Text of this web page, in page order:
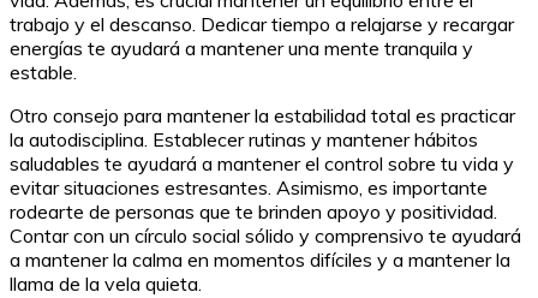
trabajo y el descanso. Dedicar tiempo a relajarse y recargar
energías te ayudará a mantener una mente tranquila y
estable.
Otro consejo para mantener la estabilidad total es practicar
la autodisciplina. Establecer rutinas y mantener hábitos
saludables te ayudará a mantener el control sobre tu vida y
evitar situaciones estresantes. Asimismo, es importante
rodearte de personas que te brinden apoyo y positividad.
Contar con un círculo social sólido y comprensivo te ayudará
a mantener la calma en momentos difíciles y a mantener la
llama de la vela quieta.